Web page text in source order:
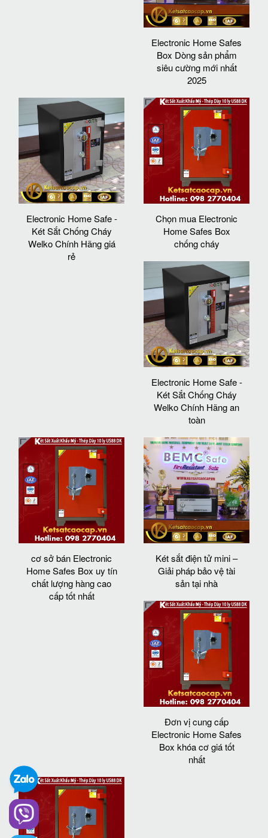
Electronic Home Safes
Box Dòng sản phẩm
siêu cường mới nhất
2025
Electronic Home Safe -
Két Sắt Chống Cháy
Welko Chính Hãng giá
rẻ
Chọn mua Electronic
Home Safes Box
chống cháy
Electronic Home Safe -
Két Sắt Chống Cháy
Welko Chính Hãng an
toàn
cơ sở bán Electronic
Home Safes Box uy tín
chất lượng hàng cao
cấp tốt nhất
Két sắt điện tử mini –
Giải pháp bảo vệ tài
sản tại nhà
Đơn vị cung cấp
Electronic Home Safes
Box khóa cơ giá tốt
nhất